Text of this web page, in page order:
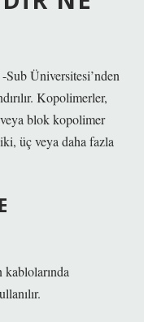
Üniversitesi’nden
Kopolimerler,
blok kopolimer
üç veya daha fazla